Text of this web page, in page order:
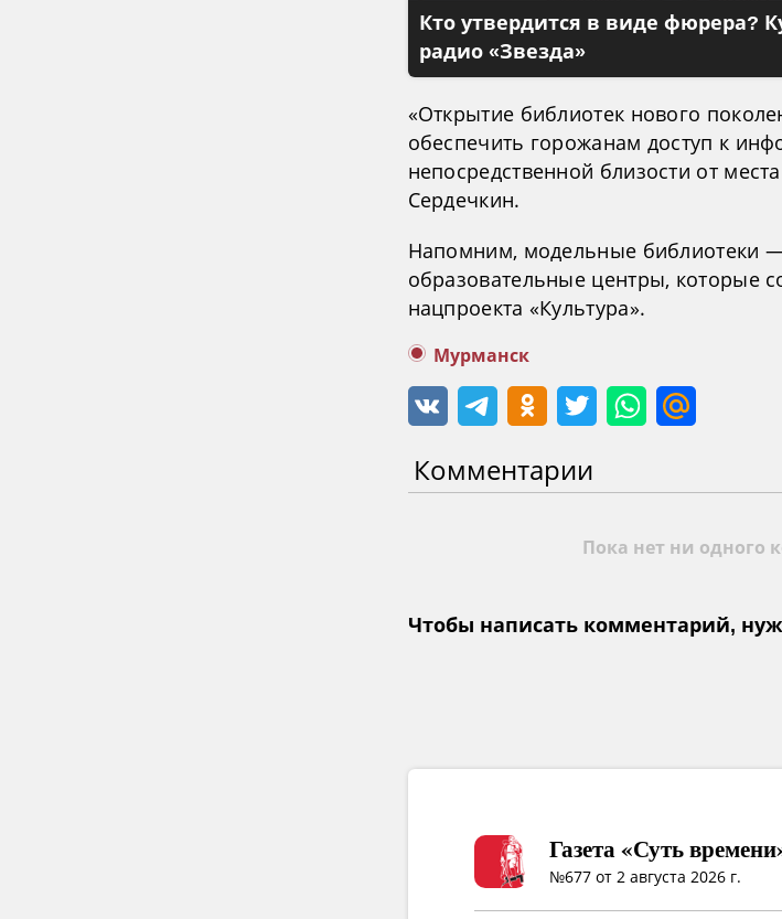
Кто утвердится в виде фюрера?
радио «Звезда»
«Открытие библиотек нового
обеспечить горожанам доступ к
непосредственной близости от
Сердечкин.
Напомним, модельные библиотеки —
образовательные центры, которые
нацпроекта «Культура».
Мурманск
Комментарии
Пока нет ни одного
Чтобы написать комментарий,
Газета «Суть
№677 от 2 августа 2026 г.